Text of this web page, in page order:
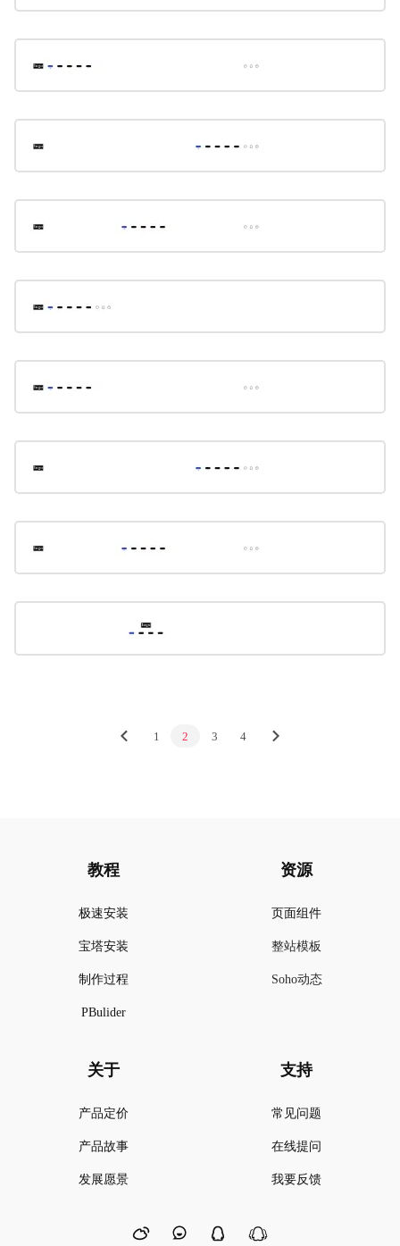
1 2 3 4
教程
极速安装
宝塔安装
制作过程
PBulider
资源
页面组件
整站模板
Soho动态
关于
产品定价
产品故事
发展愿景
支持
常见问题
在线提问
我要反馈